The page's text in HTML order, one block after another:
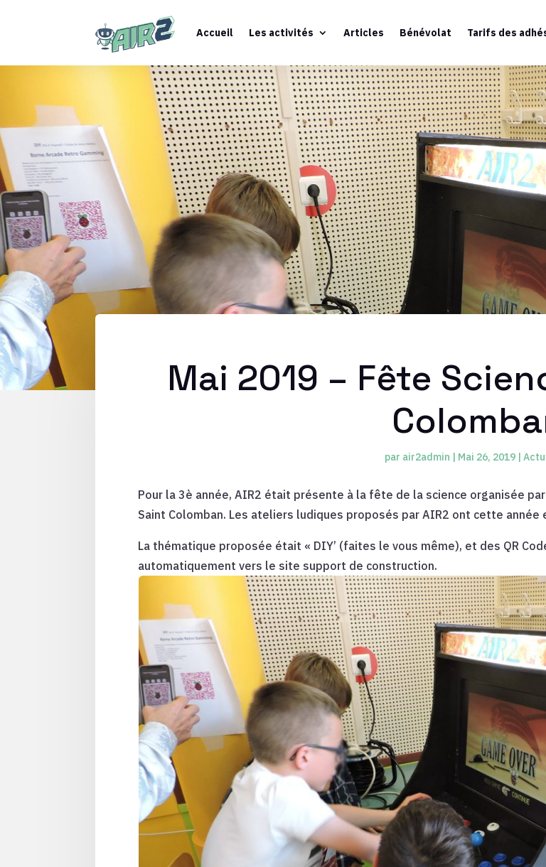
Accueil Les activités Articles Bénévolat Tarifs des
Mai 2019 – Fête
par air2admin Mai 26, 2019|
Pour la 3è année, AIR2 était présente à la fête de la science organisée
Saint Colomban. Les ateliers ludiques proposés par AIR2 ont cette année
La thématique proposée était « DIY’ (faites le vous même), et des QR
automatiquement vers le site support de construction.